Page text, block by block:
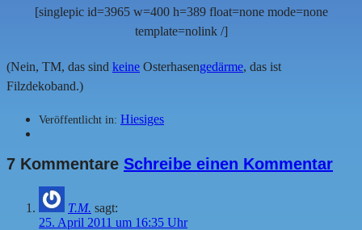
[singlepic id=3965 w=400 h=389 float=none mode=none
template=nolink /]
(Nein, TM, das sind keine Osterhasengedärme, das ist
Filzdekoband.)
Veröffentlicht in: Hiesiges
7 Kommentare Schreibe einen Kommentar
T.M. sagt:
25. April 2011 um 16:35 Uhr